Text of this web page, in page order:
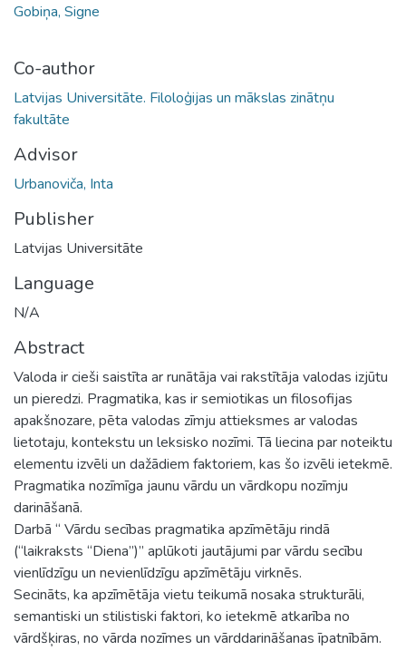
Gobiņa, Signe
Co-author
Latvijas Universitāte. Filoloģijas un mākslas zinātņu
fakultāte
Advisor
Urbanoviča, Inta
Publisher
Latvijas Universitāte
Language
N/A
Abstract
Valoda ir cieši saistīta ar runātāja vai rakstītāja valodas izjūtu
un pieredzi. Pragmatika, kas ir semiotikas un filosofijas
apakšnozare, pēta valodas zīmju attieksmes ar valodas
lietotaju, kontekstu un leksisko nozīmi. Tā liecina par noteiktu
elementu izvēli un dažādiem faktoriem, kas šo izvēli ietekmē.
Pragmatika nozīmīga jaunu vārdu un vārdkopu nozīmju
darināšanā.
Darbā “ Vārdu secības pragmatika apzīmētāju rindā
(“laikraksts “Diena”)” aplūkoti jautājumi par vārdu secību
vienlīdzīgu un nevienlīdzīgu apzīmētāju virknēs.
Secināts, ka apzīmētāja vietu teikumā nosaka strukturāli,
semantiski un stilistiski faktori, ko ietekmē atkarība no
vārdšķiras, no vārda nozīmes un vārddarināšanas īpatnībām.